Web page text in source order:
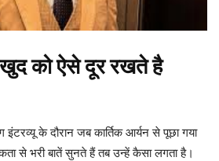
को ऐसे दूर रखते है
इंटरव्यू के दौरान जब कार्तिक आर्यन से पूछा गया
से भरी बातें सुनते हैं तब उन्हें कैसा लगता है।